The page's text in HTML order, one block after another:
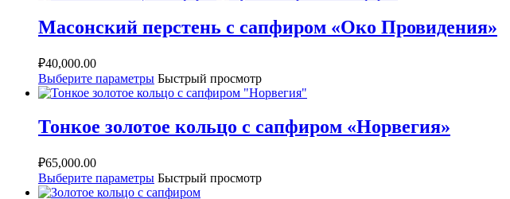
Масонский перстень с сапфиром «Око Провидения»
₽40,000.00
Выберите параметры Быстрый просмотр
Тонкое золотое кольцо с сапфиром «Норвегия»
₽65,000.00
Выберите параметры Быстрый просмотр